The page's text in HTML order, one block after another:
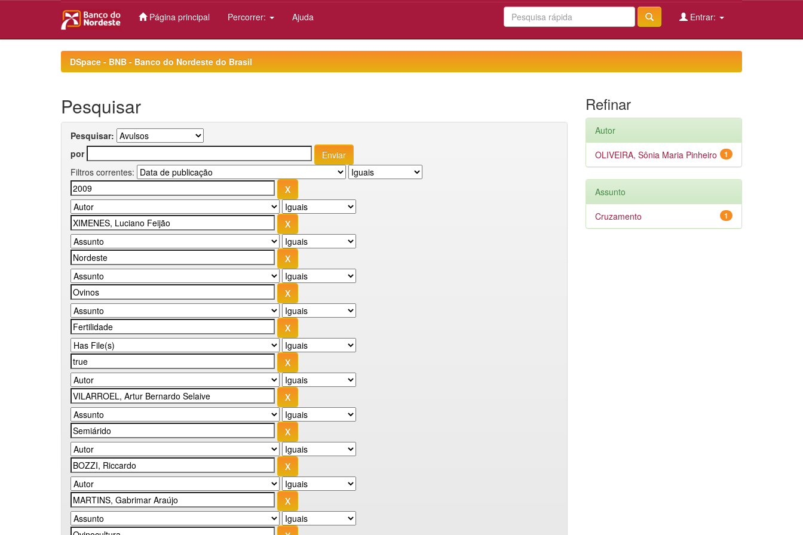
Página principal Percorrer: Ajuda Entrar:
DSpace - BNB - Banco do Nordeste do Brasil
Pesquisar
Pesquisar:
por
Filtros correntes:
Refinar
Autor
1
OLIVEIRA, Sônia Maria Pinheiro
Assunto
1
Cruzamento